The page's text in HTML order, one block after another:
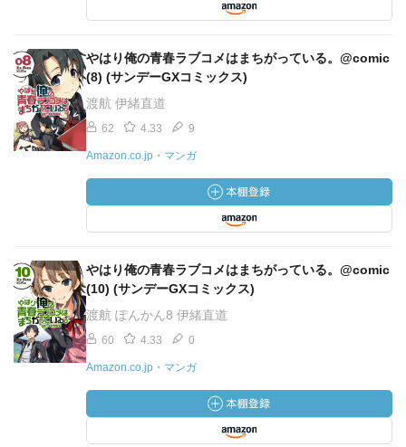
やはり俺の青春ラブコメはまちがっている。@comic
(8) (サンデーGXコミックス)
渡航 伊緒直道
62 4.33 9
Amazon.co.jp・マンガ
やはり俺の青春ラブコメはまちがっている。@comic
(10) (サンデーGXコミックス)
渡航 ぽんかん8 伊緒直道
60 4.33 0
Amazon.co.jp・マンガ